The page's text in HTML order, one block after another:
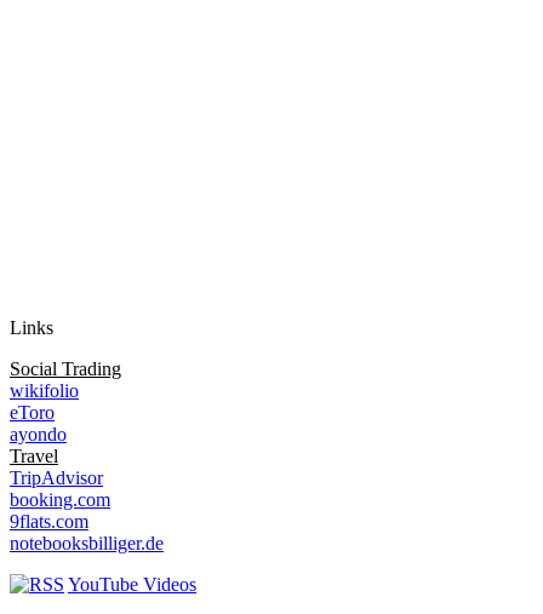
Links
Social Trading
wikifolio
eToro
ayondo
Travel
TripAdvisor
booking.com
9flats.com
notebooksbilliger.de
YouTube Videos